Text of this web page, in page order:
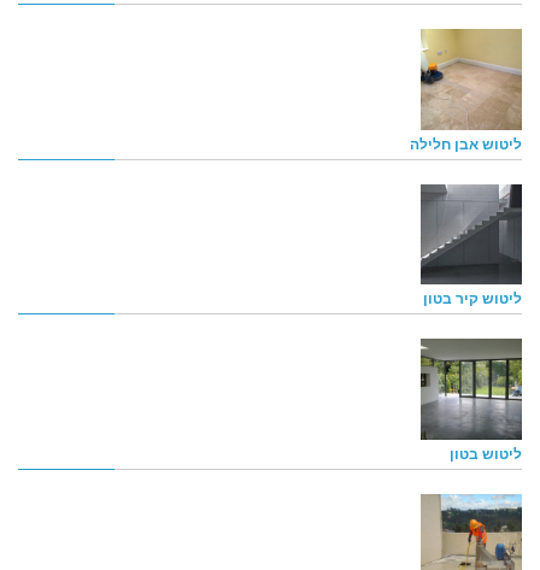
ליטוש אבן חלילה
ליטוש קיר בטון
ליטוש בטון